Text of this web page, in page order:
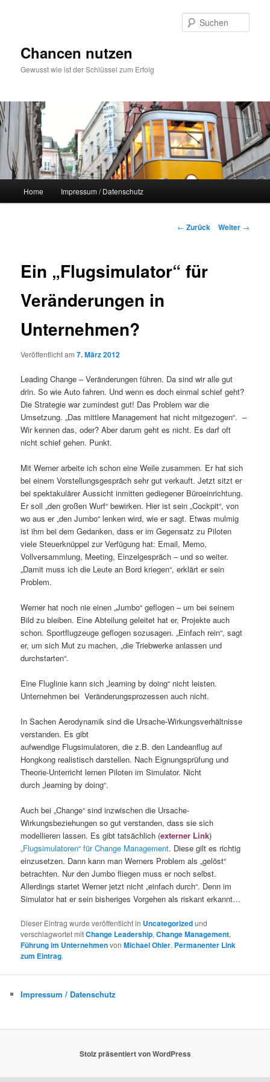
Chancen nutzen
Gewusst wie ist der Schlüssel zum Erfolg
Home Impressum / Datenschutz
Beitrags-
← Zurück Weiter →
Ein „Flugsimulator“ für
Veränderungen in
Unternehmen?
Veröffentlicht am7. März 2012
Leading Change – Veränderungen führen. Da sind wir alle gut
drin. So wie Auto fahren. Und wenn es doch einmal schief geht?
Die Strategie war zumindest gut! Das Problem war die
Umsetzung. „Das mittlere Management hat nicht mitgezogen“. –
Wir kennen das, oder? Aber darum geht es nicht. Es darf oft
nicht schief gehen. Punkt.
Mit Werner arbeite ich schon eine Weile zusammen. Er hat sich
bei einem Vorstellungsgespräch sehr gut verkauft. Jetzt sitzt er
bei spektakulärer Aussicht inmitten gediegener Büroeinrichtung.
Er soll „den großen Wurf“ bewirken. Hier ist sein „Cockpit“, von
wo aus er „den Jumbo“ lenken wird, wie er sagt. Etwas mulmig
ist ihm bei dem Gedanken, dass er im Gegensatz zu Piloten
viele Steuerknüppel zur Verfügung hat: Email, Memo,
Vollversammlung, Meeting, Einzelgespräch – und so weiter.
„Damit muss ich die Leute an Bord kriegen“, erklärt er sein
Problem.
Werner hat noch nie einen „Jumbo“ geflogen – um bei seinem
Bild zu bleiben. Eine Abteilung geleitet hat er, Projekte auch
schon. Sportflugzeuge geflogen sozusagen. „Einfach rein“, sagt
er, um sich Mut zu machen, „die Triebwerke anlassen und
durchstarten“.
Eine Fluglinie kann sich „learning by doing“ nicht leisten.
Unternehmen bei Veränderungsprozessen auch nicht.
In Sachen Aerodynamik sind die Ursache-Wirkungsverhältnisse
verstanden. Es gibt
aufwendige Flugsimulatoren, die z.B. den Landeanflug auf
Hongkong realistisch darstellen. Nach Eignungsprüfung und
Theorie-Unterricht lernen Piloten im Simulator. Nicht
durch „learning by doing“.
Auch bei „Change“ sind inzwischen die Ursache-
Wirkungsbeziehungen so gut verstanden, dass sie sich
modellieren lassen. Es gibt tatsächlich (externer Link)
„Flugsimulatoren“ für Change Management. Diese gilt es richtig
einzusetzen. Dann kann man Werners Problem als „gelöst“
betrachten. Nur den Jumbo fliegen muss er noch selbst.
Allerdings startet Werner jetzt nicht „einfach durch“. Denn im
Simulator hat er sein bisheriges Vorgehen als riskant erkannt…
Dieser Eintrag wurde veröffentlicht in Uncategorizedund
verschlagwortet mitChange Leadership,Change Management,
Führung im UnternehmenvonMichael Ohler. Permanenter Link
zum Eintrag.
Impressum / Datenschutz
Stolz präsentiert von WordPress